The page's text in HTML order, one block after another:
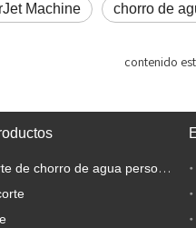
Machine chorro de
contenido
Máquina de corte de chorro de agua personalizada